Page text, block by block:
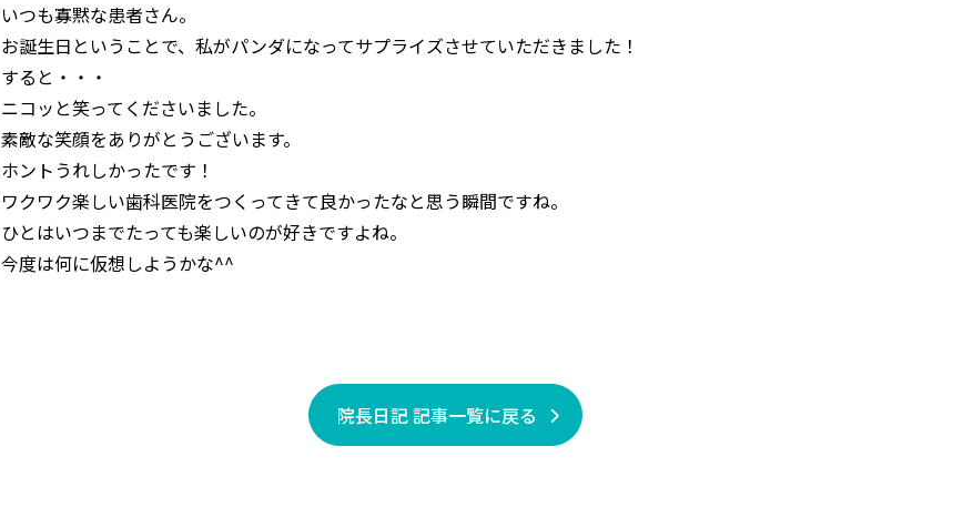
いつも寡黙な患者さん。
お誕生日ということで、私がパンダになってサプライズさせていただきました！
すると・・・
ニコッと笑ってくださいました。
素敵な笑顔をありがとうございます。
ホントうれしかったです！
ワクワク楽しい歯科医院をつくってきて良かったなと思う瞬間ですね。
ひとはいつまでたっても楽しいのが好きですよね。
今度は何に仮想しようかな^^
院長日記 記事一覧に戻る